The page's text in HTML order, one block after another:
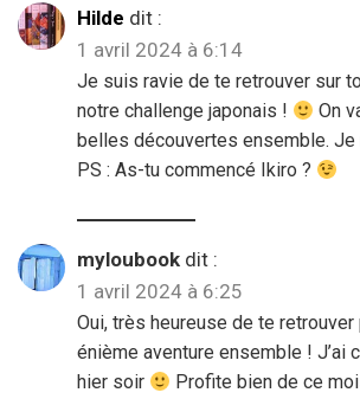
Hilde dit :
1 avril 2024 à 6:14
Je suis ravie de te retrouver sur
notre challenge japonais !
On
belles découvertes ensemble. Je
PS : As-tu commencé Ikiro ?
myloubook dit :
1 avril 2024 à 6:25
Oui, très heureuse de te
énième aventure ensemble ! J’ai
hier soir
Profite bien de ce